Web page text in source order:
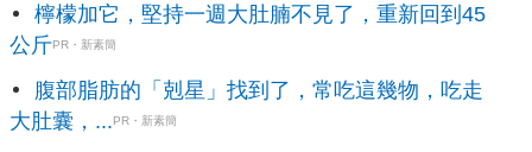
檸檬加它，堅持一週大肚腩不見了，重新回到45
公斤PR・新素簡
腹部脂肪的「剋星」找到了，常吃這幾物，吃走
大肚囊，...PR・新素簡